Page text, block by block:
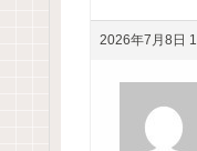
2026年7月8日